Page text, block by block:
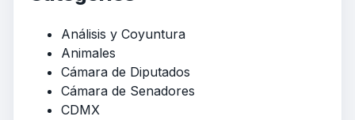
Análisis y Coyuntura
Animales
Cámara de Diputados
Cámara de Senadores
CDMX